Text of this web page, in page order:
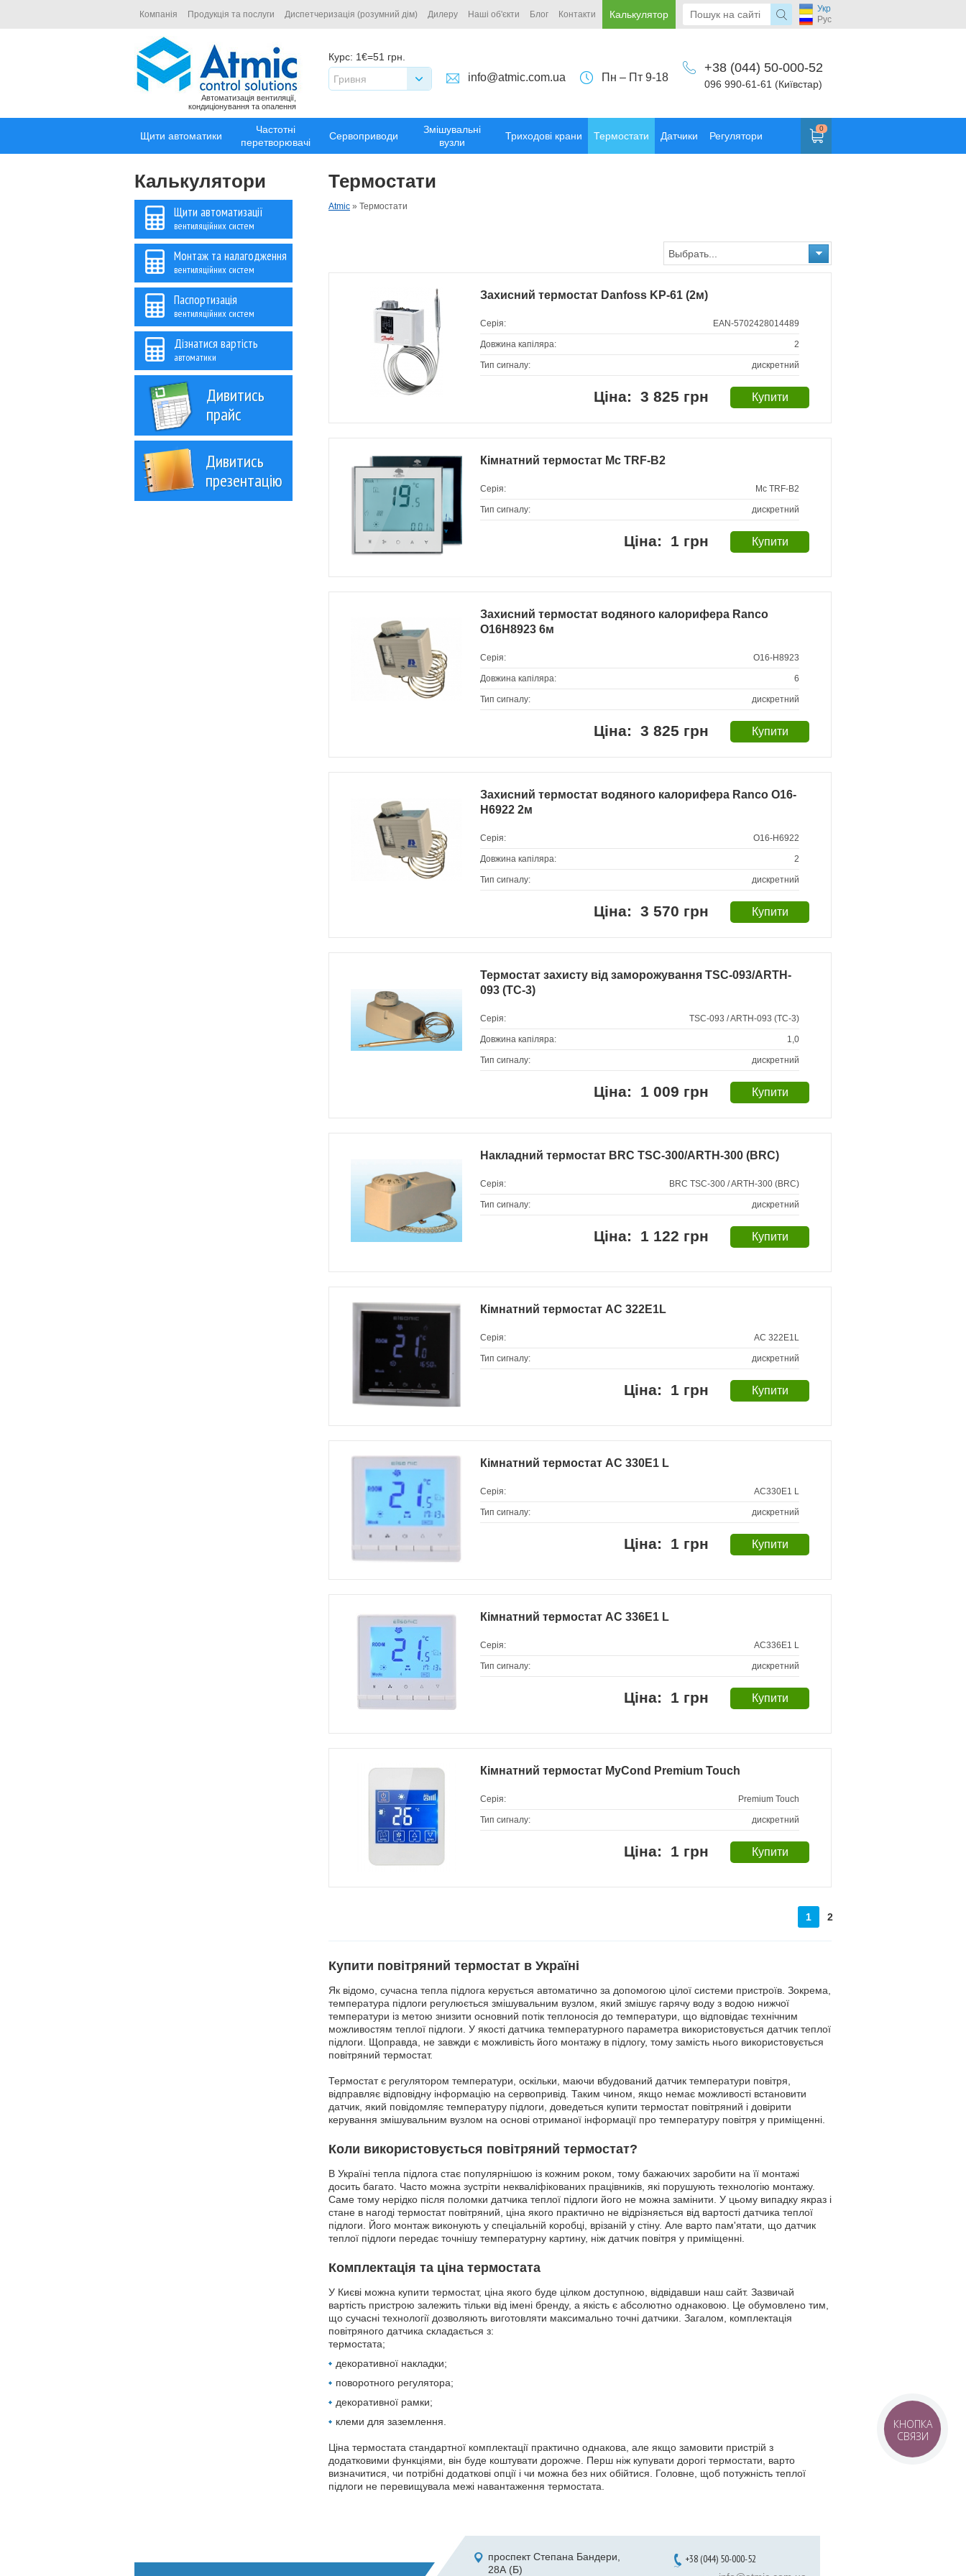
Компанія Продукція та послуги Диспетчеризація (розумний дім) Дилеру Наші об'єкти Блог Контакти Калькулятор
Укр
Рус
Автоматизація вентиляції,
кондиціонування та опалення
Курс: 1€=51 грн.
Гривня
info@atmic.com.ua Пн – Пт 9-18
+38 (044) 50-000-52
096 990-61-61 (Київстар)
Щити автоматики
Частотні
перетворювачі
Сервоприводи
Змішувальні
вузли
Триходові крани Термостати Датчики Регулятори
0
Термостати
Atmic » Термостати
Выбрать...
Захисний термостат Danfoss KP-61 (2м)
Серія: EAN-5702428014489
Довжина капіляра: 2
Тип сигналу: дискретний
3 825 грн
Кімнатний термостат Mc TRF-B2
Серія: Mc TRF-B2
Тип сигналу: дискретний
1 грн
Захисний термостат водяного калорифера Ranco
O16H8923 6м
Серія: O16-H8923
Довжина капіляра: 6
Тип сигналу: дискретний
3 825 грн
Захисний термостат водяного калорифера Ranco O16-
H6922 2м
Серія: O16-H6922
Довжина капіляра: 2
Тип сигналу: дискретний
3 570 грн
Термостат захисту від заморожування TSC-093/ARTH-
093 (TC-3)
Серія: TSC-093 / ARTH-093 (TC-3)
Довжина капіляра: 1,0
Тип сигналу: дискретний
1 009 грн
Накладний термостат BRC TSC-300/ARTH-300 (BRC)
Серія: BRC TSC-300 / ARTH-300 (BRC)
Тип сигналу: дискретний
1 122 грн
Кімнатний термостат AC 322E1L
Серія: AC 322E1L
Тип сигналу: дискретний
1 грн
Кімнатний термостат AC 330E1 L
Серія: AC330E1 L
Тип сигналу: дискретний
1 грн
Кімнатний термостат AC 336E1 L
Серія: AC336E1 L
Тип сигналу: дискретний
1 грн
Кімнатний термостат MyCond Premium Touch
Серія: Premium Touch
Тип сигналу: дискретний
1 грн
1 2
Купити повітряний термостат в Україні
Як відомо, сучасна тепла підлога керується автоматично за допомогою цілої системи пристроїв. Зокрема,
температура підлоги регулюється змішувальним вузлом, який змішує гарячу воду з водою нижчої
температури із метою знизити основний потік теплоносія до температури, що відповідає технічним
можливостям теплої підлоги. У якості датчика температурного параметра використовується датчик теплої
підлоги. Щоправда, не завжди є можливість його монтажу в підлогу, тому замість нього використовується
повітряний термостат.
Термостат є регулятором температури, оскільки, маючи вбудований датчик температури повітря,
відправляє відповідну інформацію на сервопривід. Таким чином, якщо немає можливості встановити
датчик, який повідомляє температуру підлоги, доведеться купити термостат повітряний і довірити
керування змішувальним вузлом на основі отриманої інформації про температуру повітря у приміщенні.
Коли використовується повітряний термостат?
В Україні тепла підлога стає популярнішою із кожним роком, тому бажаючих заробити на її монтажі
досить багато. Часто можна зустріти некваліфікованих працівників, які порушують технологію монтажу.
Саме тому нерідко після поломки датчика теплої підлоги його не можна замінити. У цьому випадку якраз і
стане в нагоді термостат повітряний, ціна якого практично не відрізняється від вартості датчика теплої
підлоги. Його монтаж виконують у спеціальній коробці, врізаній у стіну. Але варто пам'ятати, що датчик
теплої підлоги передає точнішу температурну картину, ніж датчик повітря у приміщенні.
Комплектація та ціна термостата
У Києві можна купити термостат, ціна якого буде цілком доступною, відвідавши наш сайт. Зазвичай
вартість пристрою залежить тільки від імені бренду, а якість є абсолютно однаковою. Це обумовлено тим,
що сучасні технології дозволяють виготовляти максимально точні датчики. Загалом, комплектація
повітряного датчика складається з:
термостата;
декоративної накладки;
поворотного регулятора;
декоративної рамки;
клеми для заземлення.
Ціна термостата стандартної комплектації практично однакова, але якщо замовити пристрій з
додатковими функціями, він буде коштувати дорожче. Перш ніж купувати дорогі термостати, варто
визначитися, чи потрібні додаткові опції і чи можна без них обійтися. Головне, щоб потужність теплої
підлоги не перевищувала межі навантаження термостата.
Калькулятори
Щити автоматизації
вентиляційних систем
Монтаж та налагодження
вентиляційних систем
Паспортизація
вентиляційних систем
Дізнатися вартість
автоматики
Дивитись
прайс
Дивитись
презентацію
проспект Степана Бандери,
28А (Б)
+38 (044) 50-000-52
КНОПКА
СВЯЗИ